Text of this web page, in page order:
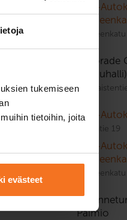
tukemiseen
tietoihin, joita
evästeet
CAP-
Gatorade
(Turkuhalli)
CAP-
Vistantie 19
CAP-
Paimio